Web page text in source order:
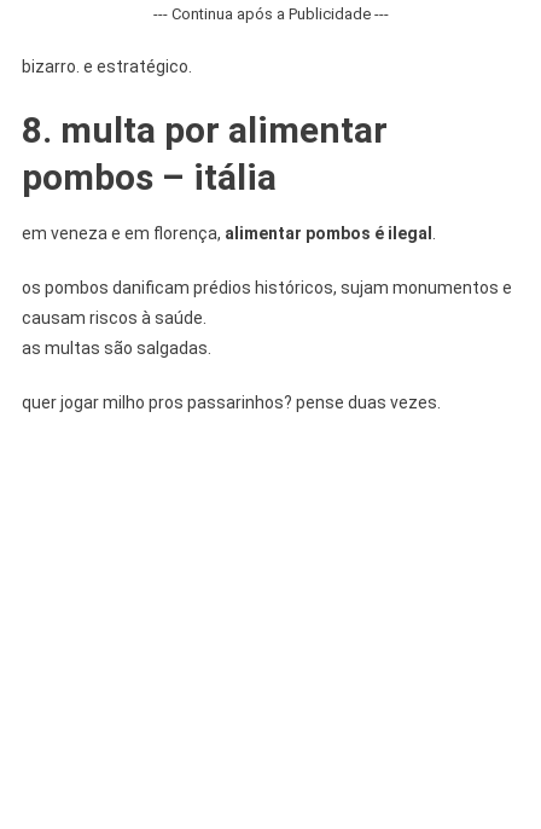
--- Continua após a Publicidade ---
bizarro. e estratégico.
8. multa por alimentar
pombos – itália
em veneza e em florença, alimentar pombos é ilegal
os pombos danificam prédios históricos, sujam monumentos e
causam riscos à saúde.
as multas são salgadas.
quer jogar milho pros passarinhos? pense duas vezes.